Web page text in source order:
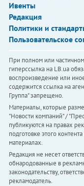
Ивенты
Редакция
Политики и
Пользовательское
При полном или
гиперссылка на LB.ua
воспроизведение или
содержится ссылка на
Группа" запрещено.
Материалы, которые
"Новости компаний" /
публикуются на правах
подготовке этого
материалах.
Редакция не несет
обнародованные в
законодательству,
рекламодатель.